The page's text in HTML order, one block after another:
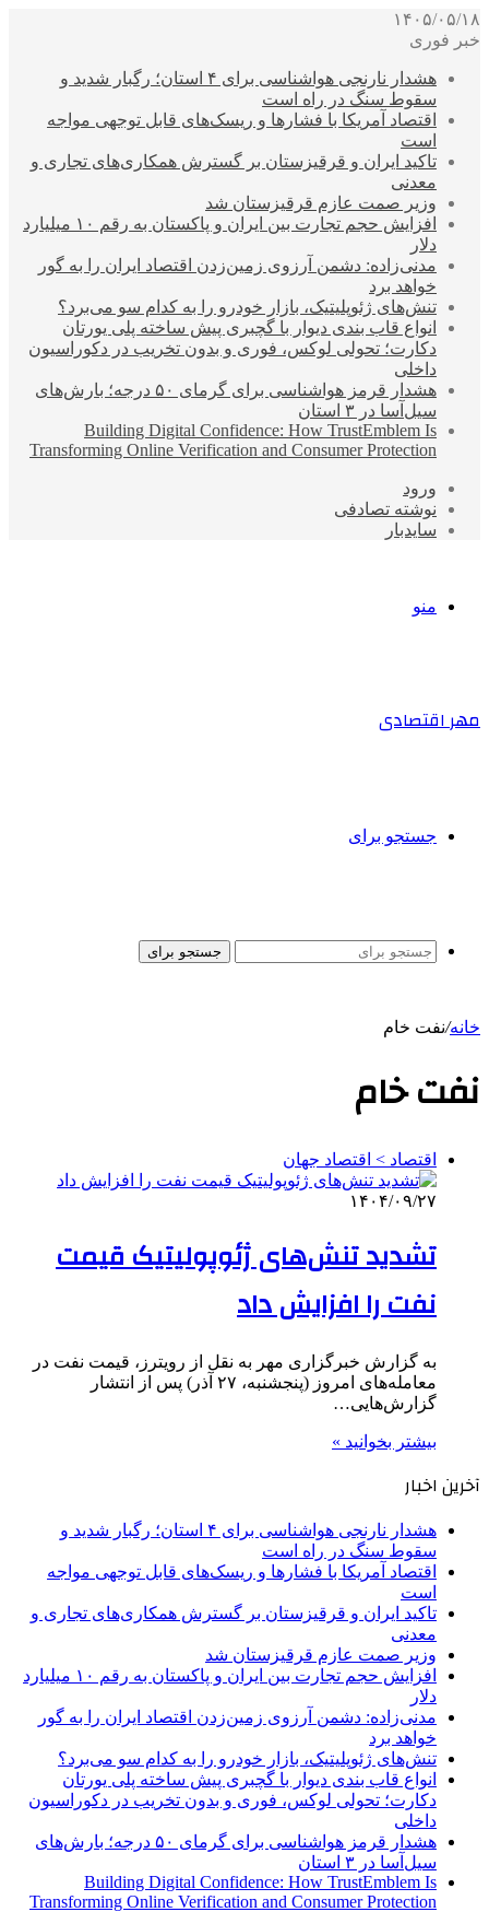
۱۴۰۵/۰۵/۱۸
خبر فوری
هشدار نارنجی هواشناسی برای ۴ استان؛ رگبار شدید و
سقوط سنگ در راه است
اقتصاد آمریکا با فشارها و ریسک‌های قابل توجهی مواجه
است
تاکید ایران و قرقیزستان بر گسترش همکاری‌های تجاری و
معدنی
وزیر صمت عازم قرقیزستان شد
افزایش حجم تجارت بین ایران و پاکستان به رقم ۱۰ میلیارد
دلار
مدنی‌زاده: دشمن آرزوی زمین‌زدن اقتصاد ایران را به گور
خواهد برد
تنش‌های ژئوپلیتیک، بازار خودرو را به کدام سو می‌برد؟
انواع قاب بندی دیوار با گچبری پیش ساخته پلی یورتان
دکارت؛ تحولی لوکس، فوری و بدون تخریب در دکوراسیون
داخلی
هشدار قرمز هواشناسی برای گرمای ۵۰ درجه؛ بارش‌های
سیل‌آسا در ۳ استان
Building Digital Confidence: How TrustEmblem Is
Transforming Online Verification and Consumer Protection
ورود
نوشته تصادفی
سایدبار
منو
مهر اقتصادی
جستجو برای
جستجو برای
خانه/نفت خام
نفت خام
اقتصاد > اقتصاد جهان
۱۴۰۴/۰۹/۲۷
تشدید تنش‌های ژئوپولیتیک قیمت
نفت را افزایش داد
به گزارش خبرگزاری مهر به نقل از رویترز، قیمت نفت در
معامله‌های امروز (پنجشنبه، ۲۷ آذر) پس از انتشار
گزارش‌هایی…
بیشتر بخوانید »
آخرین اخبار
هشدار نارنجی هواشناسی برای ۴ استان؛ رگبار شدید و
سقوط سنگ در راه است
اقتصاد آمریکا با فشارها و ریسک‌های قابل توجهی مواجه
است
تاکید ایران و قرقیزستان بر گسترش همکاری‌های تجاری و
معدنی
وزیر صمت عازم قرقیزستان شد
افزایش حجم تجارت بین ایران و پاکستان به رقم ۱۰ میلیارد
دلار
مدنی‌زاده: دشمن آرزوی زمین‌زدن اقتصاد ایران را به گور
خواهد برد
تنش‌های ژئوپلیتیک، بازار خودرو را به کدام سو می‌برد؟
انواع قاب بندی دیوار با گچبری پیش ساخته پلی یورتان
دکارت؛ تحولی لوکس، فوری و بدون تخریب در دکوراسیون
داخلی
هشدار قرمز هواشناسی برای گرمای ۵۰ درجه؛ بارش‌های
سیل‌آسا در ۳ استان
Building Digital Confidence: How TrustEmblem Is
Transforming Online Verification and Consumer Protection